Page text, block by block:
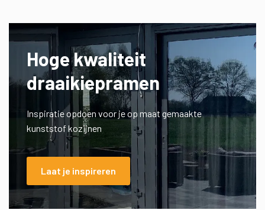
Hoge kwaliteit
draaikiepramen
Inspiratie opdoen voor je op maat gemaakte
kunststof kozijnen
Laat je inspireren